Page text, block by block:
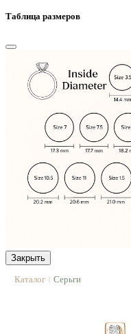
Таблица размеров
Закрыть
Каталог | Серьги